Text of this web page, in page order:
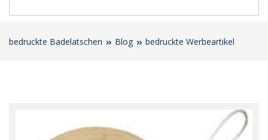
bedruckte Badelatschen Blog bedruckte Werbeartikel